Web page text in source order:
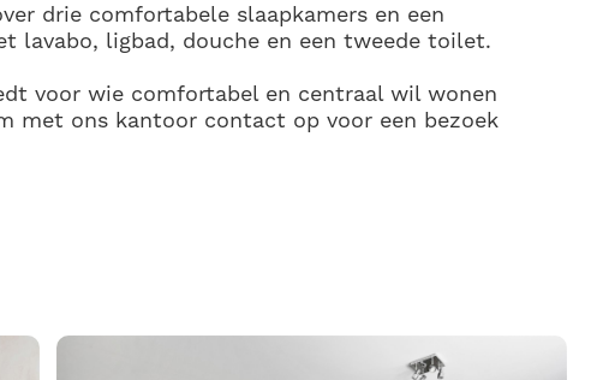
drie comfortabele slaapkamers en een
lavabo, ligbad, douche en een tweede toilet.
voor wie comfortabel en centraal wil wonen
met ons kantoor contact op voor een bezoek